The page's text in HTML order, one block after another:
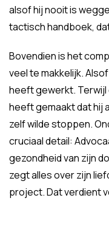
alsof hij nooit is
tactisch handboek,
Bovendien is het
veel te makkelijk.
heeft gewerkt. Terwijl
heeft gemaakt dat hij
zelf wilde stoppen.
cruciaal detail:
gezondheid van zijn
zegt alles over zijn
project. Dat verdient